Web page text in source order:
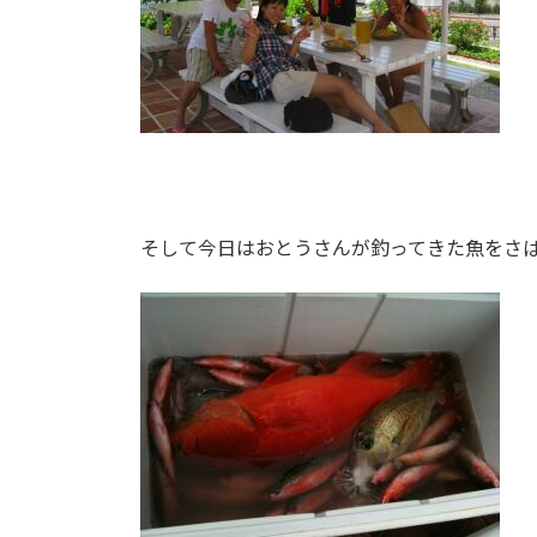
そして今日はおとうさんが釣ってきた魚をさ